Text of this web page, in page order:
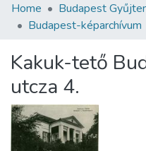
Communities &
Statistics
About us
Home Budapest
Budapest-képarchívum
Kakuk-tető
utcza 4.